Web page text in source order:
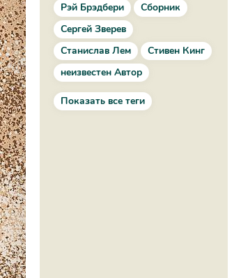
Рэй Брэдбери
Сборник
Сергей Зверев
Станислав Лем
Стивен Кинг
неизвестен Автор
Показать все теги